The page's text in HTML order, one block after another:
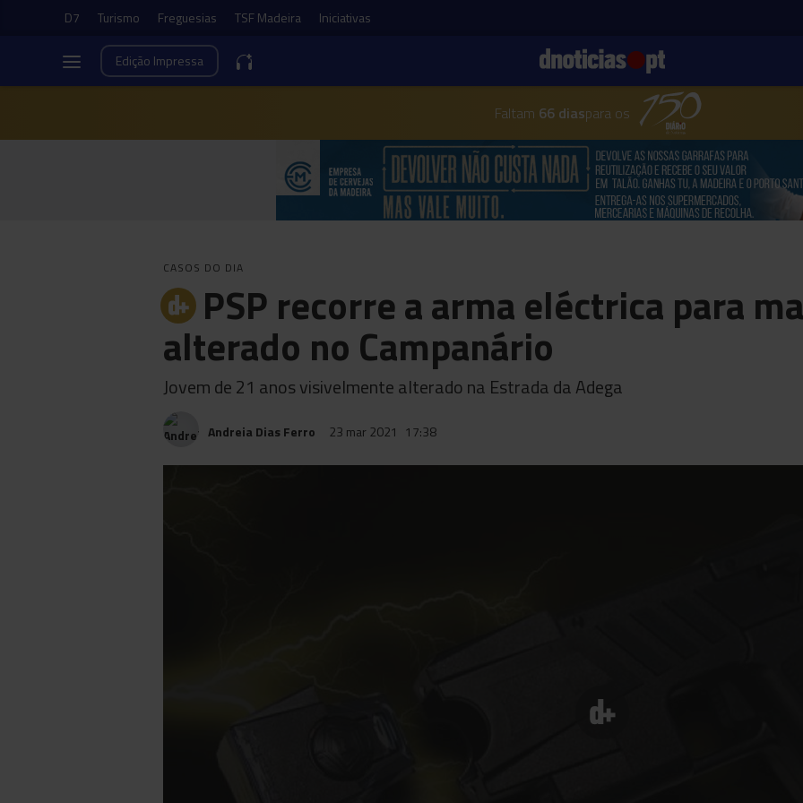
D7 Turismo Freguesias TSF Madeira Iniciativas
Edição Impressa
Faltam 66 diaspara os
CASOS DO DIA
PSP recorre a arma eléctrica para
alterado no Campanário
Jovem de 21 anos visivelmente alterado na Estrada da Adega
Andreia Dias Ferro 23 mar 2021 17:38